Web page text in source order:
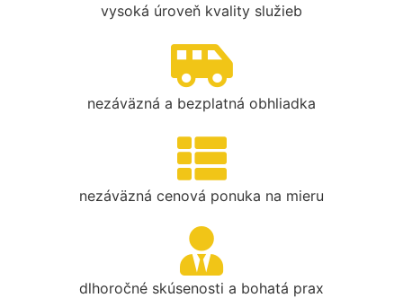
vysoká úroveň kvality služieb
nezáväzná a bezplatná obhliadka
nezáväzná cenová ponuka na mieru
dlhoročné skúsenosti a bohatá prax